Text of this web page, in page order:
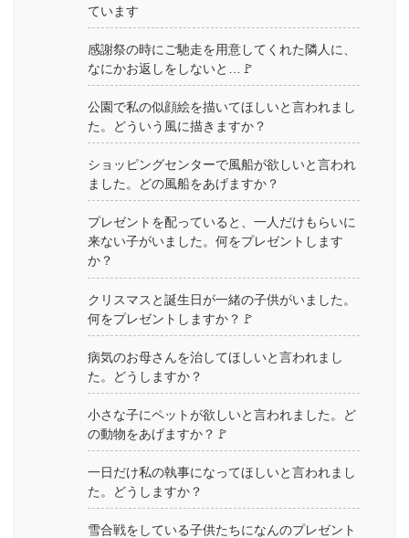
ています
感謝祭の時にご馳走を用意してくれた隣人に、
なにかお返しをしないと…🚩
公園で私の似顔絵を描いてほしいと言われまし
た。どういう風に描きますか？
ショッピングセンターで風船が欲しいと言われ
ました。どの風船をあげますか？
プレゼントを配っていると、一人だけもらいに
来ない子がいました。何をプレゼントします
か？
クリスマスと誕生日が一緒の子供がいました。
何をプレゼントしますか？🚩
病気のお母さんを治してほしいと言われまし
た。どうしますか？
小さな子にペットが欲しいと言われました。ど
の動物をあげますか？🚩
一日だけ私の執事になってほしいと言われまし
た。どうしますか？
雪合戦をしている子供たちになんのプレゼント